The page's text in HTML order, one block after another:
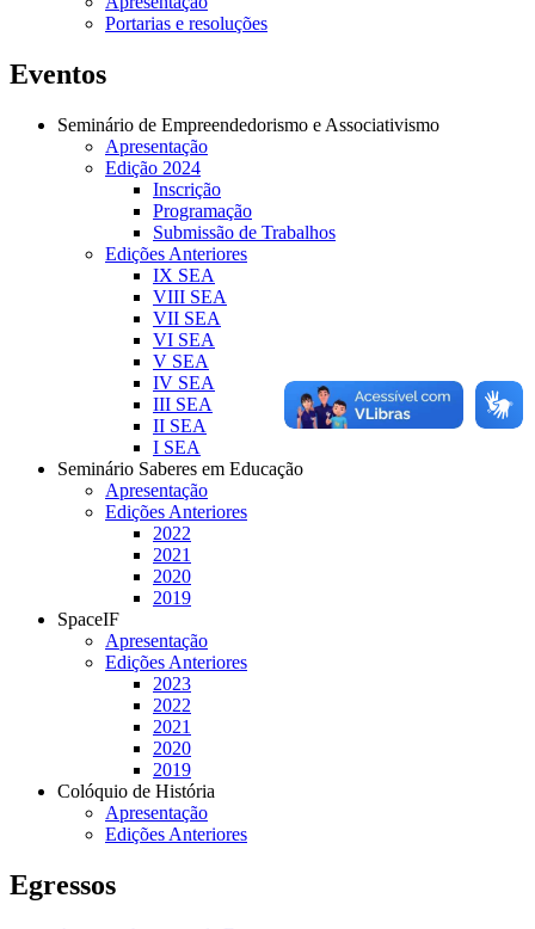
Portarias e resoluções
Eventos
Seminário de Empreendedorismo e Associativismo
Apresentação
Edição 2024
Inscrição
Programação
Submissão de Trabalhos
Edições Anteriores
IX SEA
VIII SEA
VII SEA
VI SEA
V SEA
IV SEA
III SEA
II SEA
I SEA
Seminário Saberes em Educação
Apresentação
Edições Anteriores
2022
2021
2020
2019
SpaceIF
Apresentação
Edições Anteriores
2023
2022
2021
2020
2019
Colóquio de História
Apresentação
Edições Anteriores
Egressos